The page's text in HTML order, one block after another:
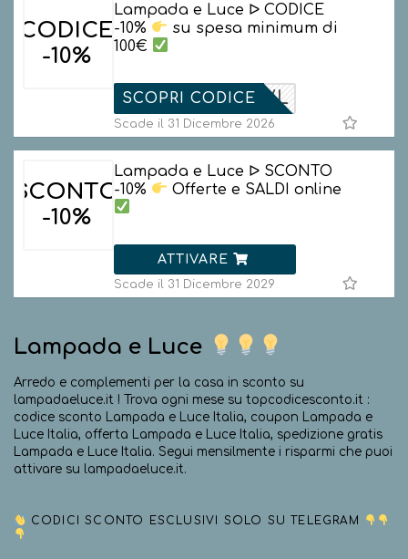
CODICE
-10%
Lampada e Luce ᐅ CODICE
-10%
su spesa minimum di
100€
HL-L4MVL
SCOPRI CODICE
Scade il 31 Dicembre 2026
SCONTO
-10%
Lampada e Luce ᐅ SCONTO
-10%
Offerte e SALDI online
ATTIVARE
Scade il 31 Dicembre 2029
Lampada e Luce
Arredo e complementi per la casa in sconto su
lampadaeluce.it ! Trova ogni mese su topcodicesconto.it :
codice sconto Lampada e Luce Italia, coupon Lampada e
Luce Italia, offerta Lampada e Luce Italia, spedizione gratis
Lampada e Luce Italia. Segui mensilmente i risparmi che puoi
attivare su lampadaeluce.it.
CODICI SCONTO ESCLUSIVI SOLO SU TELEGRAM